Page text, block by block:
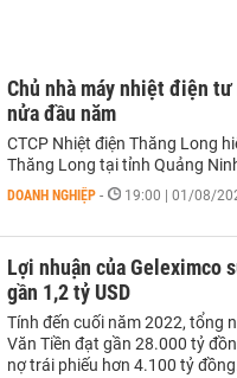
Chủ nhà máy nhiệt điện
nửa đầu năm
CTCP Nhiệt điện Thăng Long
Thăng Long tại tỉnh Quảng
DOANH NGHIỆP - 19:00 | 01/08/
Lợi nhuận của Geleximco
gần 1,2 tỷ USD
Tính đến cuối năm 2022, tổng
Văn Tiền đạt gần 28.000 tỷ
nợ trái phiếu hơn 4.100 tỷ